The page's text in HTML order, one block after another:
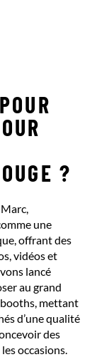
?
une
offrant des
vidéos et
lancé
au grand
booths, mettant
d’une qualité
des
occasions.